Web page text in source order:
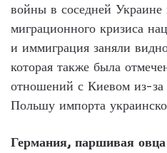
войны в соседней Украине
миграционного кризиса
и иммиграция заняли
которая также была
отношений с Киевом из-за
Польшу импорта
Германия, паршивая